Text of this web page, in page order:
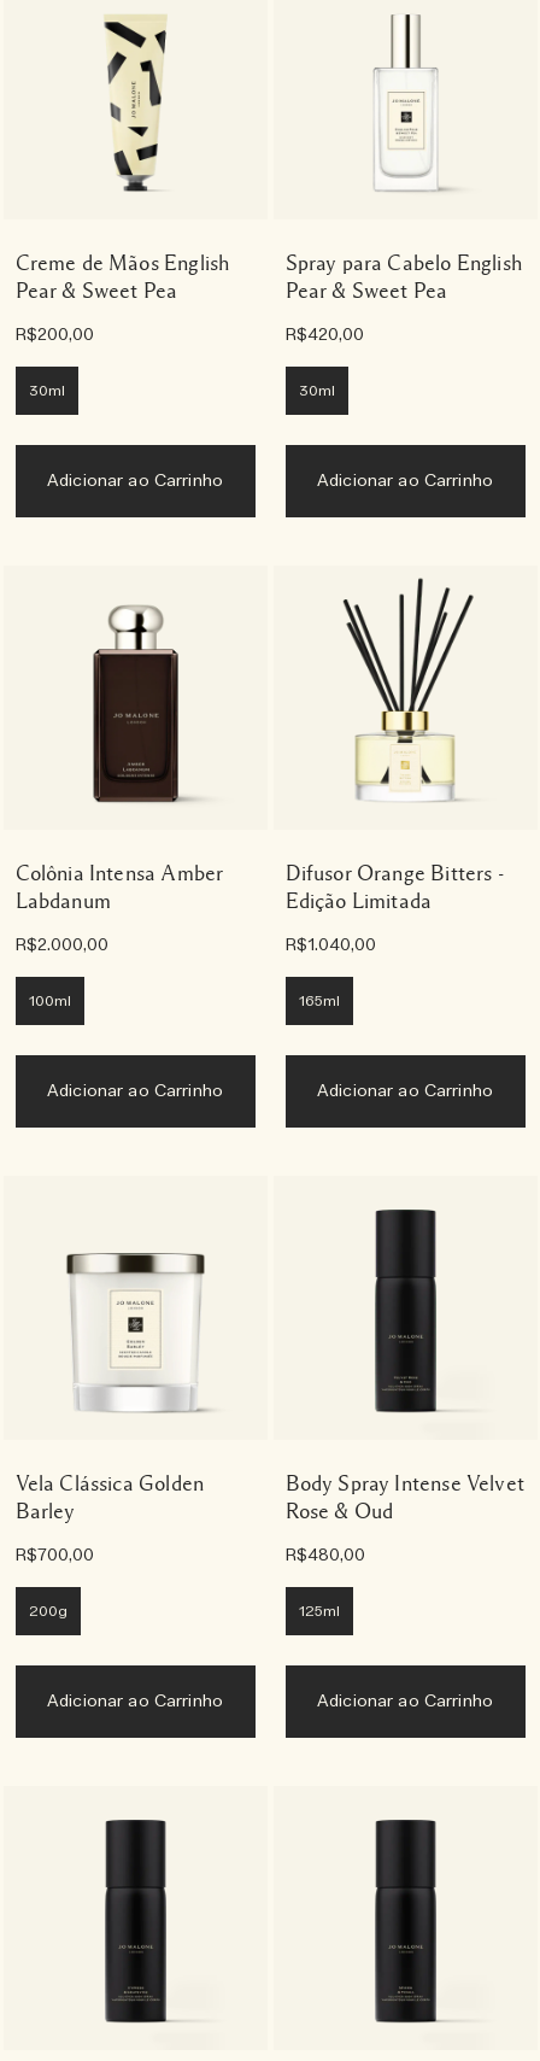
Creme de Mãos English
Pear & Sweet Pea
R$200,00
30ml
Adicionar ao Carrinho
Spray para Cabelo English
Pear & Sweet Pea
R$420,00
30ml
Adicionar ao Carrinho
Colônia Intensa Amber
Labdanum
R$2.000,00
100ml
Adicionar ao Carrinho
Difusor Orange Bitters -
Edição Limitada
R$1.040,00
165ml
Adicionar ao Carrinho
Vela Clássica Golden
Barley
R$700,00
200g
Adicionar ao Carrinho
Body Spray Intense Velvet
Rose & Oud
R$480,00
125ml
Adicionar ao Carrinho